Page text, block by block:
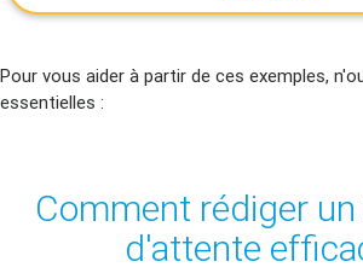
Pour vous aider à partir de ces exemples,
essentielles :
Comment rédiger
d'attente